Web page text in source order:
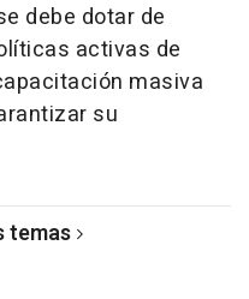
debe dotar de
activas de
masiva
su
temas